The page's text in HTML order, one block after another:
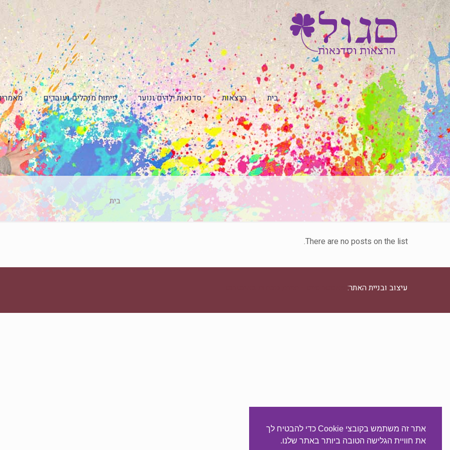
בית הרצאות סדנאות ילדים ונוער פיתוח מנהלים ועובדים
בית
There are no posts on the list.
עיצוב ובניית האתר:
אתר זה משתמש בקובצי Cookie כדי להבטיח לך
את חוויית הגלישה הטובה ביותר באתר שלנו.